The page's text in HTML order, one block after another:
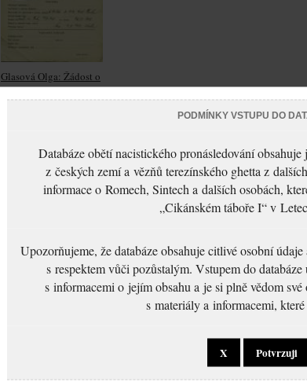
Glasová Olga: Žádost o
PODMÍNKY VSTUPU DO
Databáze obětí nacistického pronásledování
z českých zemí a vězňů terezínského ghetta z
informace o Romech, Sintech a dalších osobách,
„Cikánském táboře I“ v
Upozorňujeme, že databáze obsahuje citlivé osobní
s respektem vůči pozůstalým. Vstupem do
s informacemi o jejím obsahu a je si plně vědom
s materiály a informacemi,
X Potvrzuji